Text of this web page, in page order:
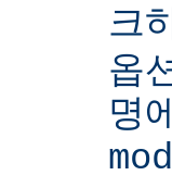
크
옵
명